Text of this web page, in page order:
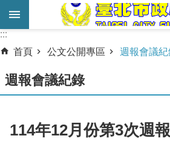
跳到主要內容區塊
進
搜
尋
業
務
:::
:::
首頁
公文公開專區 週報會議紀
週報會議紀錄
114年12月份第3次週